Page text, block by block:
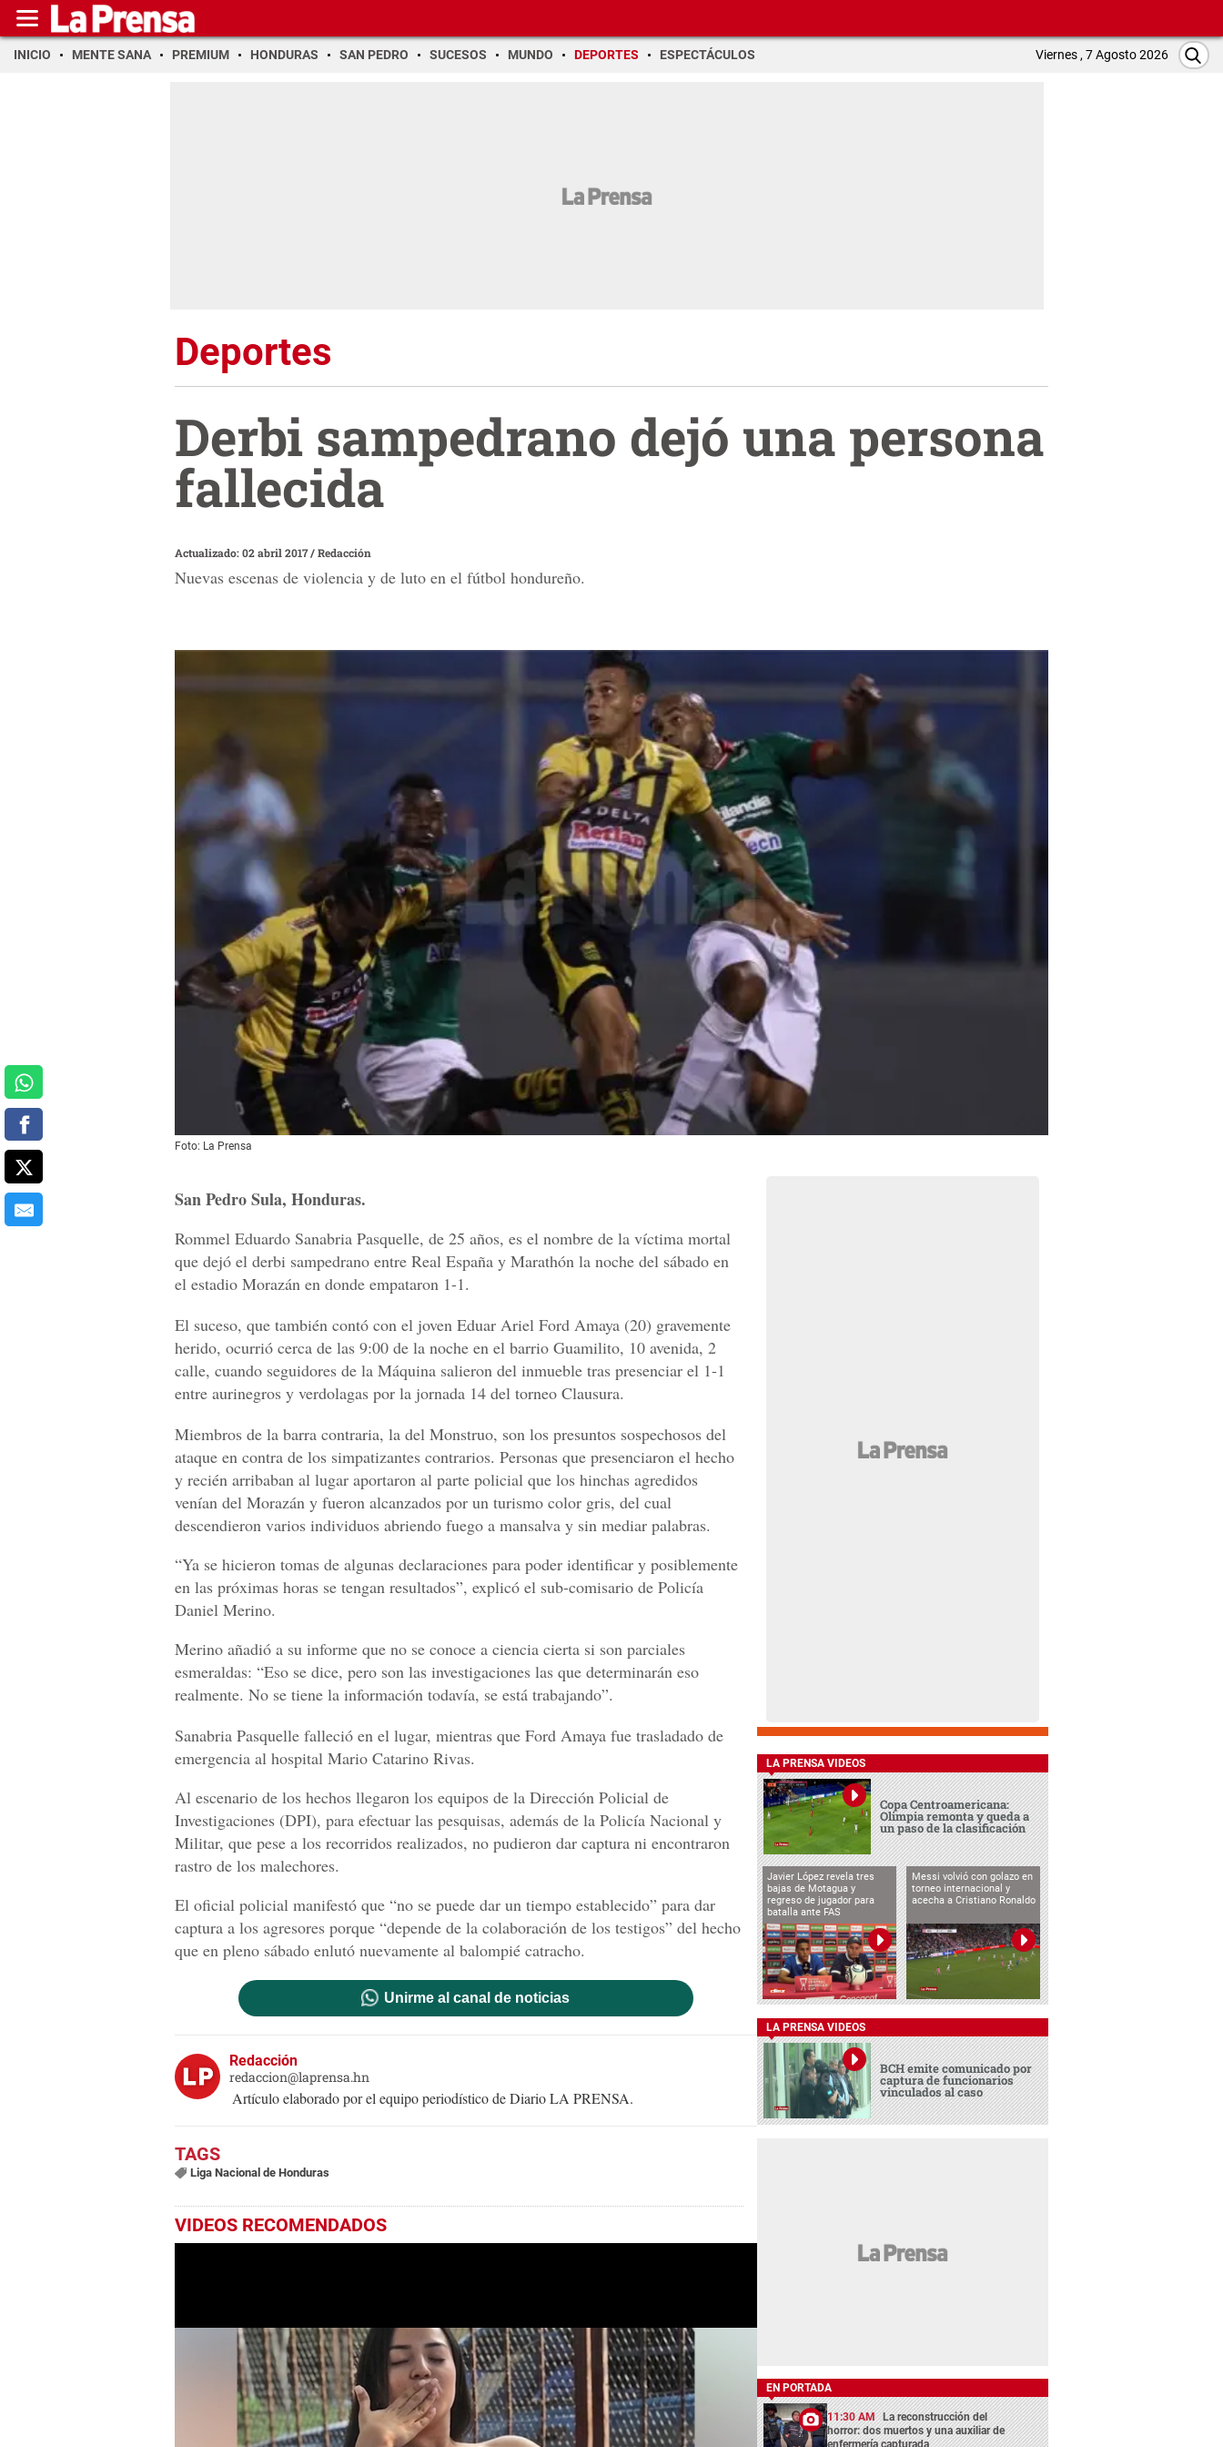
INICIO MENTE SANA PREMIUM HONDURAS SAN PEDRO SUCESOS MUNDO DEPORTES ESPECTÁCULOS Viernes , 7 Agosto 2026
Deportes
Derbi sampedrano dejó una persona
fallecida
Actualizado: 02 abril 2017/Redacción
Nuevas escenas de violencia y de luto en el fútbol hondureño.
Foto: La Prensa
San Pedro Sula, Honduras.
Rommel Eduardo Sanabria Pasquelle, de 25 años, es el nombre de la víctima mortal
que dejó el derbi sampedrano entre Real España y Marathón la noche del sábado en
el estadio Morazán en donde empataron 1-1.
El suceso, que también contó con el joven Eduar Ariel Ford Amaya (20) gravemente
herido, ocurrió cerca de las 9:00 de la noche en el barrio Guamilito, 10 avenida, 2
calle, cuando seguidores de la Máquina salieron del inmueble tras presenciar el 1-1
entre aurinegros y verdolagas por la jornada 14 del torneo Clausura.
Miembros de la barra contraria, la del Monstruo, son los presuntos sospechosos del
ataque en contra de los simpatizantes contrarios. Personas que presenciaron el hecho
y recién arribaban al lugar aportaron al parte policial que los hinchas agredidos
venían del Morazán y fueron alcanzados por un turismo color gris, del cual
descendieron varios individuos abriendo fuego a mansalva y sin mediar palabras.
“Ya se hicieron tomas de algunas declaraciones para poder identificar y posiblemente
en las próximas horas se tengan resultados”, explicó el sub-comisario de Policía
Daniel Merino.
Merino añadió a su informe que no se conoce a ciencia cierta si son parciales
esmeraldas: “Eso se dice, pero son las investigaciones las que determinarán eso
realmente. No se tiene la información todavía, se está trabajando”.
Sanabria Pasquelle falleció en el lugar, mientras que Ford Amaya fue trasladado de
emergencia al hospital Mario Catarino Rivas.
Al escenario de los hechos llegaron los equipos de la Dirección Policial de
Investigaciones (DPI), para efectuar las pesquisas, además de la Policía Nacional y
Militar, que pese a los recorridos realizados, no pudieron dar captura ni encontraron
rastro de los malechores.
El oficial policial manifestó que “no se puede dar un tiempo establecido” para dar
captura a los agresores porque “depende de la colaboración de los testigos” del hecho
que en pleno sábado enlutó nuevamente al balompié catracho.
Unirme al canal de noticias
Redacción
redaccion@laprensa.hn
Artículo elaborado por el equipo periodístico de Diario LA PRENSA.
Liga Nacional de Honduras
VIDEOS RECOMENDADOS
LA PRENSA VIDEOS
Copa Centroamericana:
Olimpia remonta y queda a
un paso de la clasificación
Javier López revela tres
bajas de Motagua y
regreso de jugador para
batalla ante FAS
Messi volvió con golazo en
torneo internacional y
acecha a Cristiano Ronaldo
LA PRENSA VIDEOS
BCH emite comunicado por
captura de funcionarios
vinculados al caso
EN PORTADA
11:30 AM La reconstrucción del
horror: dos muertos y una auxiliar de
enfermería capturada